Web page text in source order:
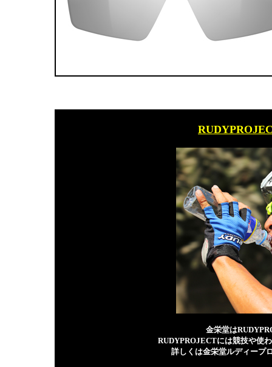
金栄堂は
RUDYPROJECTには競技や使
詳しくは金栄堂ルディープ